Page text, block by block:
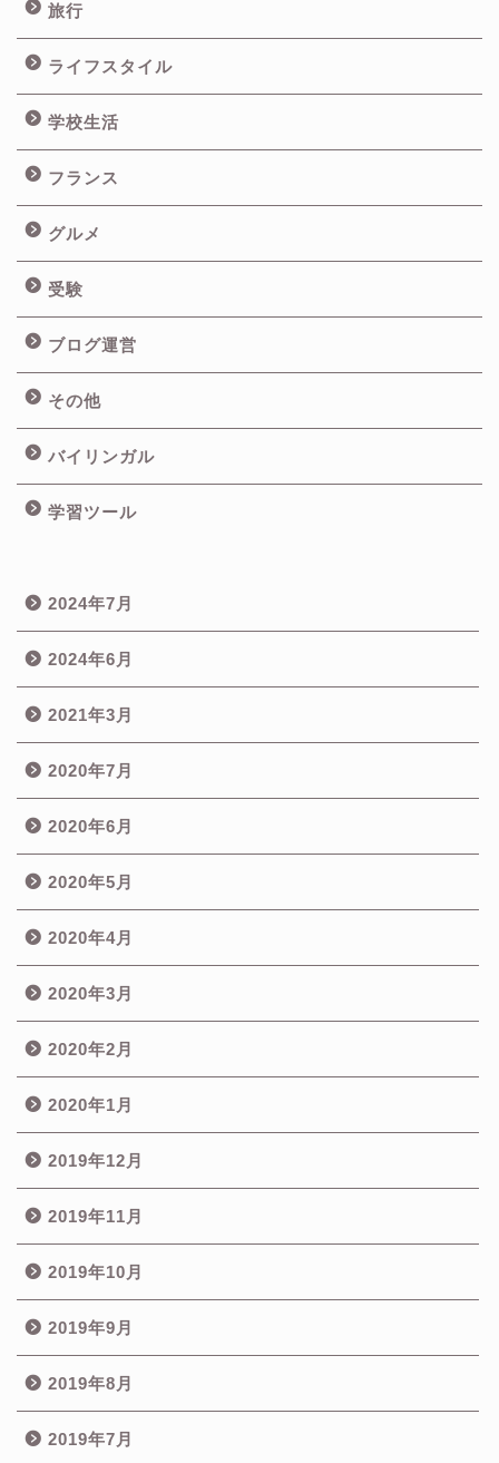
旅行
ライフスタイル
学校生活
フランス
グルメ
受験
ブログ運営
その他
バイリンガル
学習ツール
2024年7月
2024年6月
2021年3月
2020年7月
2020年6月
2020年5月
2020年4月
2020年3月
2020年2月
2020年1月
2019年12月
2019年11月
2019年10月
2019年9月
2019年8月
2019年7月